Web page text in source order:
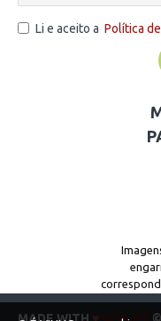
Li e aceito a Política